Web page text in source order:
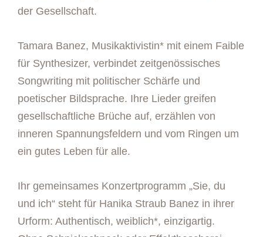
der Gesellschaft.
Tamara Banez, Musikaktivistin* mit einem Faible
für Synthesizer, verbindet zeitgenössisches
Songwriting mit politischer Schärfe und
poetischer Bildsprache. Ihre Lieder greifen
gesellschaftliche Brüche auf, erzählen von
inneren Spannungsfeldern und vom Ringen um
ein gutes Leben für alle.
Ihr gemeinsames Konzertprogramm „Sie, du
und ich“ steht für Hanika Straub Banez in ihrer
Urform: Authentisch, weiblich*, einzigartig.